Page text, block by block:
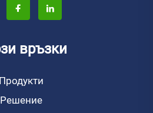
връзки
Продукти
Решение